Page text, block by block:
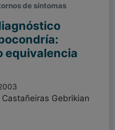
de síntomas
equivalencia
Gebrikian